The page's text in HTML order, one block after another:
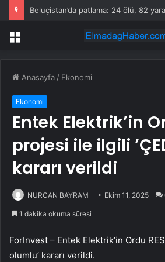
Beluçistan’da patlama: 24 ölü, 82
Menü
Anasayfa / Ekonomi
Ekonomi
Entek Elektrik’in
projesi ile ilgili
kararı verildi
NURCAN BAYRAM Ekim 11, 2025
1 dakika okuma süresi
ForInvest – Entek Elektrik’in Ordu
olumlu’ kararı verildi.